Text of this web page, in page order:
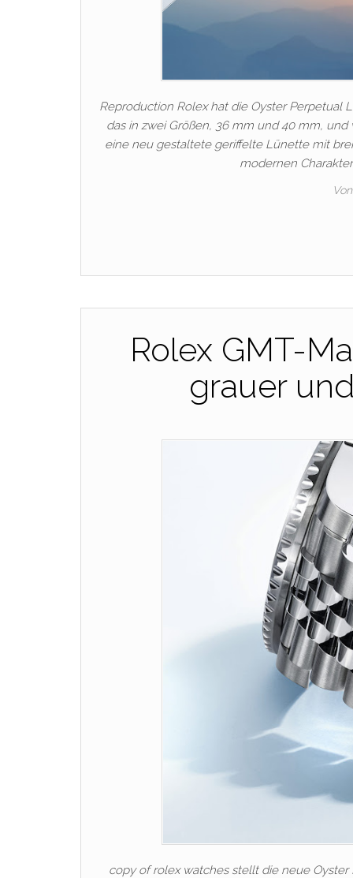
Reproduction Rolex hat die Oyster
das in zwei Größen, 36 mm und 40 mm,
eine neu gestaltete geriffelte Lünette mit
modernen
Von
Rolex GMT-
grauer
copy of rolex watches stellt die neue Oyster